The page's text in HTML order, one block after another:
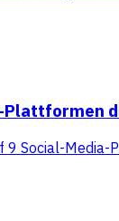
Plattformen
Social-